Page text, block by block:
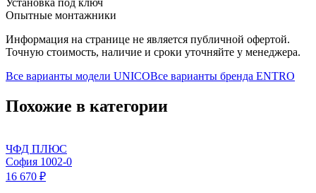
Установка под ключ
Опытные монтажники
Информация на странице не является публичной офертой.
Точную стоимость, наличие и сроки уточняйте у менеджера.
Все варианты модели UNICOВсе варианты бренда ENTRO
Похожие в категории
ЧФД ПЛЮС
София 1002-0
16 670 ₽